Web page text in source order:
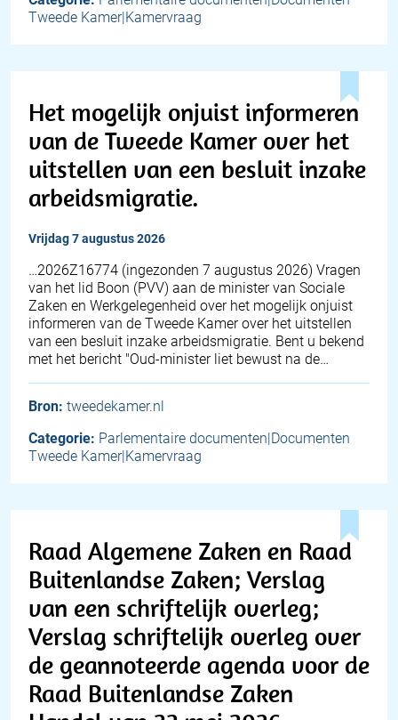
Tweede Kamer|Kamervraag
Het mogelijk onjuist informeren
van de Tweede Kamer over het
uitstellen van een besluit inzake
arbeidsmigratie.
vrijdag 7 augustus 2026
… 2026Z16774 (ingezonden 7 augustus 2026) Vragen
van het lid Boon (PVV) aan de minister van Sociale
Zaken en Werkgelegenheid over het mogelijk onjuist
informeren van de Tweede Kamer over het uitstellen
van een besluit inzake arbeidsmigratie. Bent u bekend
met het bericht "Oud-minister liet bewust na de…
Bron: tweedekamer.nl
Categorie: Parlementaire documenten|Documenten
Tweede Kamer|Kamervraag
Raad Algemene Zaken en Raad
Buitenlandse Zaken; Verslag
van een schriftelijk overleg;
Verslag schriftelijk overleg over
de geannoteerde agenda voor de
Raad Buitenlandse Zaken